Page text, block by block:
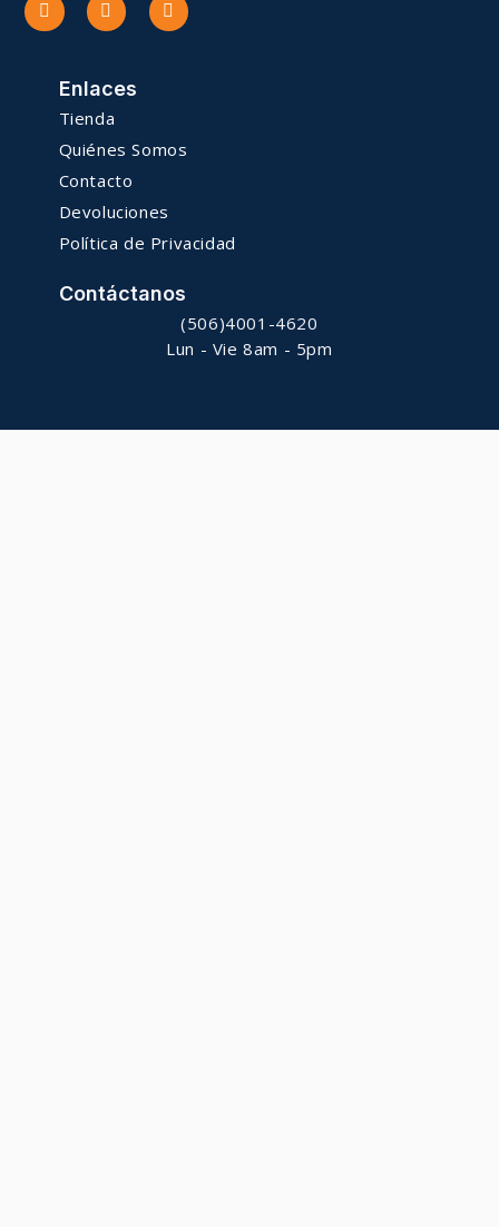
Enlaces
Tienda
Quiénes Somos
Contacto
Devoluciones
Política de Privacidad
Contáctanos
(506)4001-4620
Lun - Vie 8am - 5pm